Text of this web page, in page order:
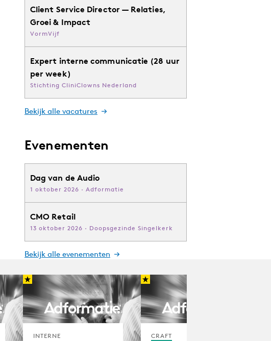
Client Service Director — Relaties,
Groei & Impact
VormVijf
Expert interne communicatie (28 uur
per week)
Stichting CliniClowns Nederland
Bekijk alle vacatures
Evenementen
Dag van de Audio
1 oktober 2026 · Adformatie
CMO Retail
13 oktober 2026 · Doopsgezinde Singelkerk
Bekijk alle evenementen
INTERNE
CRAFT